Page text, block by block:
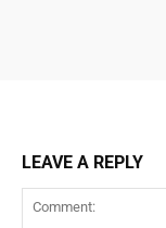
LEAVE A REPLY